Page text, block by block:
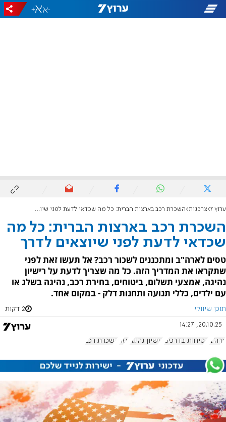
-
+
ערוץ 7 צרכנות השכרת רכב בארצות הברית: כל מה שכדאי לדעת לפני שיוצאים לדרך
השכרת רכב בארצות הברית: כל מה
שכדאי לדעת לפני שיוצאים לדרך
טסים לארה"ב ומתכננים לשכור רכב? אל תעשו זאת לפני
שתקראו את המדריך הזה. כל מה שצריך לדעת על רישיון
נהיגה, אמצעי תשלום, ביטוחים, בחירת רכב, נהיגה בשלג או
עם ילדים, כללי תנועה ותחנות דלק - במקום אחד.
תוכן שיווקי 2 דקות
20.10.25, 14:27
ארה"ב בטיחות בדרכים רישיון נהיגה ויזה השכרת רכב